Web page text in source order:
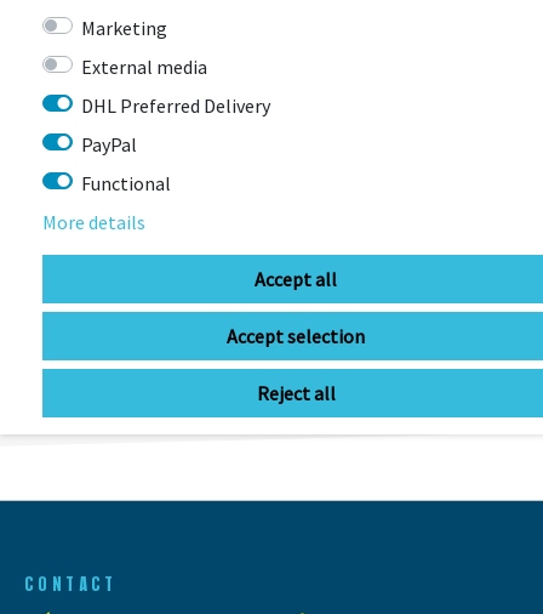
LAST
SEEN
CONTACT
Marketing
External media
DHL Preferred Delivery
PayPal
Functional
More details
Accept all
Accept selection
Reject all